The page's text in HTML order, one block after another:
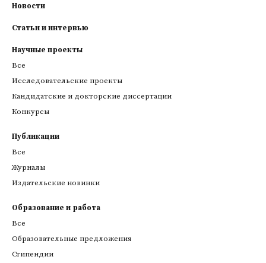
Новости
Статьи и интервью
Научные проекты
Все
Исследовательские проекты
Кандидатские и докторские диссертации
Конкурсы
Публикации
Все
Журналы
Издательские новинки
Образование и работа
Все
Образовательные предложения
Стипендии